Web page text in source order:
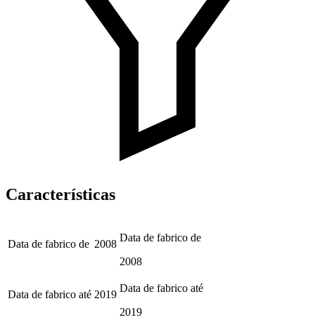
Características
Data de fabrico de 2008
Data de fabrico de
2008
Data de fabrico até 2019
Data de fabrico até
2019